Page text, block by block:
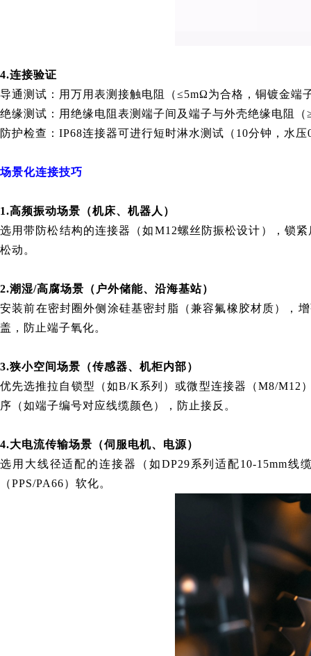
4.连接验证
导通测试：用万用表测接触电阻（≤5mΩ为合格，铜镀金端
绝缘测试：用绝缘电阻表测端子间及端子与外壳绝缘电阻
防护检查：IP68连接器可进行短时淋水测试（10分钟，水
场景化连接技巧
1.高频振动场景（机床、机器人）
选用带防松结构的连接器（如M12螺丝防振松设计），锁
松动。
2.潮湿/高腐场景（户外储能、沿海基站）
安装前在密封圈外侧涂硅基密封脂（兼容氟橡胶材质），
盖，防止端子氧化。
3.狭小空间场景（传感器、机柜内部）
优先选推拉自锁型（如B/K系列）或微型连接器（M8/M12
序（如端子编号对应线缆颜色），防止接反。
4.大电流传输场景（伺服电机、电源）
选用大线径适配的连接器（如DP29系列适配10-15mm
（PPS/PA66）软化。